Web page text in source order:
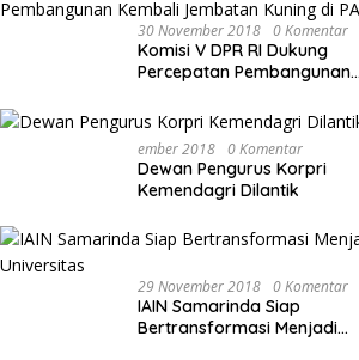
30 November 2018 0 Komentar
Komisi V DPR RI Dukung
Percepatan Pembangunan
PALU
Ember 2018
0 Komentar
Dewan Pengurus Korpri
Kemendagri Dilantik
29 November 2018 0 Komentar
IAIN Samarinda Siap
Bertransformasi Menjadi